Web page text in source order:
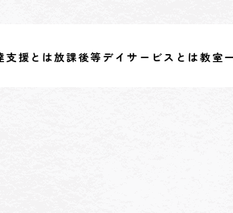
支援とは放課後等デイサービスとは教室